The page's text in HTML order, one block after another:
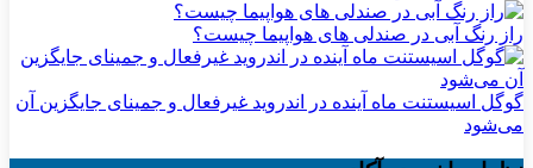
راز رنگ آبی در صندلی های هواپیما چیست؟
گوگل اسیستنت ماه آینده در اندروید غیرفعال و جمینای جایگزین آن
می‌شود